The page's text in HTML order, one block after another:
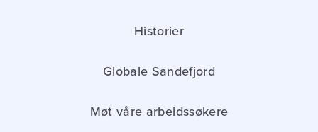
Historier
Globale Sandefjord
Møt våre arbeidssøkere